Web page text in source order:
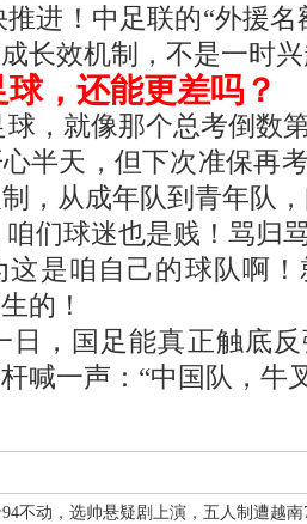
进！中足联的“外援
长效机制，不是一时
，还能更差吗？
球，就像那个总考倒
半天，但下次准保再
，从成年队到青年队
们球迷也是贱！骂归
这是咱自己的球队啊
的！
日，国足能真正触底
喊一声：“中国队，牛
不动，选帅悬疑剧上演，五人制遭越